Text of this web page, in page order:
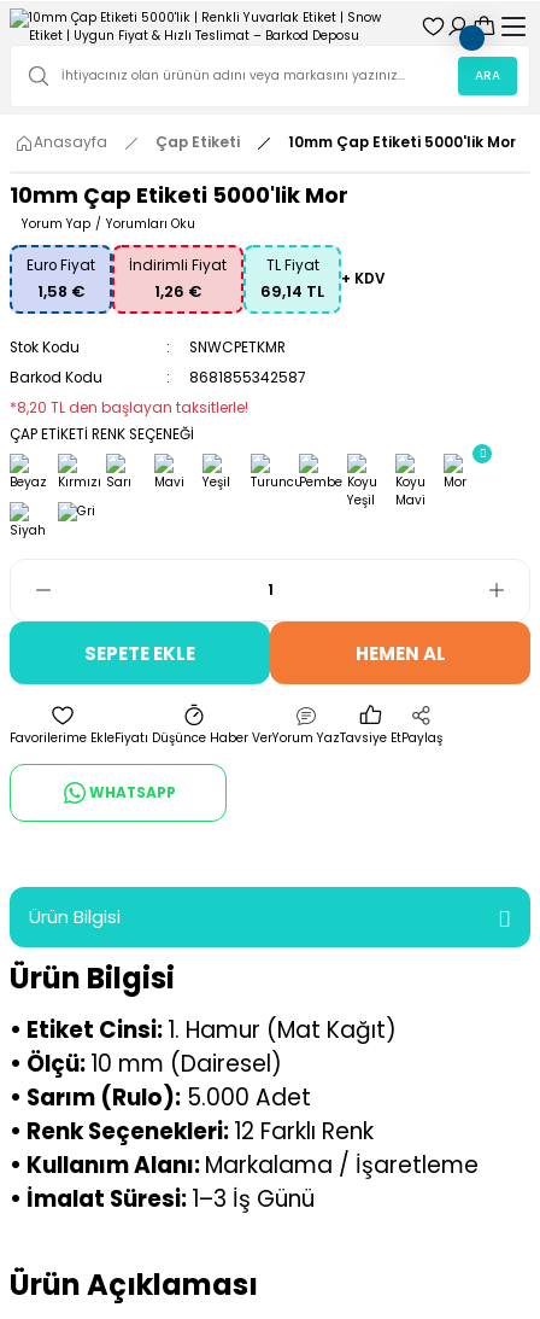
ARA
Anasayfa Çap Etiketi 10mm Çap Etiketi 5000'lik Mor
10mm Çap Etiketi 5000'lik Mor
Yorum Yap / Yorumları Oku
Euro Fiyat
1,58 €
İndirimli Fiyat
1,26 €
TL Fiyat
69,14 TL
+ KDV
Stok Kodu
SNWCPETKMR
Barkod Kodu
8681855342587
*8,20 TL den başlayan taksitlerle!
ÇAP ETİKETİ RENK SEÇENEĞİ
SEPETE EKLE HEMEN AL
Fiyatı Düşünce Haber VerYorum YazTavsiye EtPaylaş
WHATSAPP
Ürün Bilgisi
Ürün Bilgisi
• Etiket Cinsi:1. Hamur (Mat Kağıt)
• Ölçü:10 mm (Dairesel)
• Sarım (Rulo): 5.000 Adet
• Renk Seçenekleri:12 Farklı Renk
• Kullanım Alanı:Markalama / İşaretleme
• İmalat Süresi:1–3 İş Günü
Ürün Açıklaması